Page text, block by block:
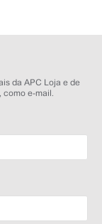
da APC Loja e de
e-mail.